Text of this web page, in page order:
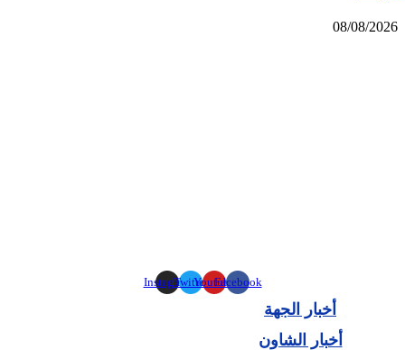
08/08/2026
Facebook
Youtube
Twitter
Instagram
أخبار الجهة
أخبار الشاون